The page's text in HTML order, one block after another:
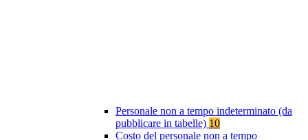
Personale non a tempo indeterminato (da
pubblicare in tabelle) 10
Costo del personale non a tempo